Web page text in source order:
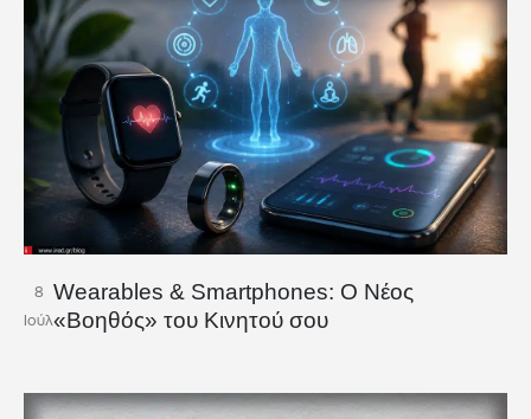
8
Ιούλ
Wearables & Smartphones: Ο Νέος
«Βοηθός» του Κινητού σου